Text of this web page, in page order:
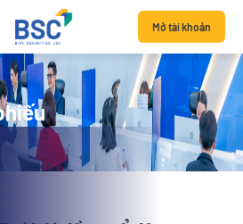
Mở tài khoản